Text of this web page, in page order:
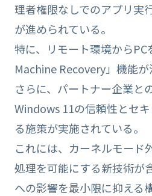
理者権限なしでのアプリ実
が進められている。
特に、リモート環境から
Machine Recovery」機能が
さらに、パートナー企業と
Windows 11の信頼性とセ
る施策が実施されている。
これには、カーネルモード
処理を可能にする新技術が
への影響を最小限に抑える